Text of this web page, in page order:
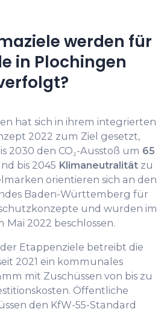
werden für
in Plochingen
hat sich in ihrem integrierten
2022 zum Ziel gesetzt,
2030 den CO₂-Ausstoß um 65
bis 2045 Klimaneutralität zu
orientieren sich an den
Baden-Württemberg für
und wurden im
Mai 2022 beschlossen.
Etappenziele betreibt die
2021 ein kommunales
mit Zuschüssen von bis zu
Öffentliche
den KfW-55-Standard